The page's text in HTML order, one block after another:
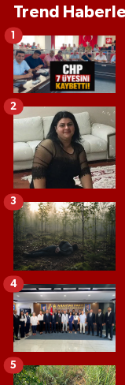
Trend
1
2
3
4
5